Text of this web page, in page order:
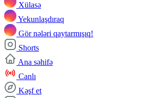
Xülasə
Yekunlaşdıraq
Gör nələri qaytarmışıq!
Shorts
Ana səhifə
Canlı
Kəşf et